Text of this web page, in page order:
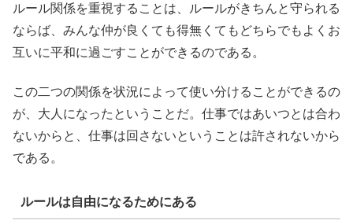
ルール関係を重視することは、ルールがきちんと守られる
ならば、みんな仲が良くても得無くてもどちらでもよくお
互いに平和に過ごすことができるのである。
この二つの関係を状況によって使い分けることができるの
が、大人になったということだ。仕事ではあいつとは合わ
ないからと、仕事は回さないということは許されないから
である。
ルールは自由になるためにある